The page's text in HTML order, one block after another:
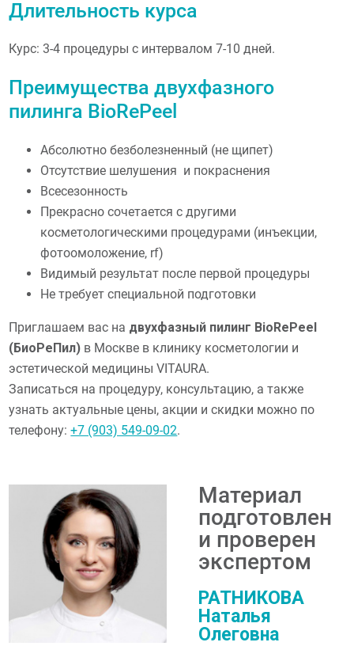
Длительность курса
Курс: 3-4 процедуры с интервалом 7-10 дней.
Преимущества двухфазного
пилинга BioRePeel
Абсолютно безболезненный (не щипет)
Отсутствие шелушения и покраснения
Всесезонность
Прекрасно сочетается с другими
косметологическими процедурами (инъекции,
фотоомоложение, rf)
Видимый результат после первой процедуры
Не требует специальной подготовки
Приглашаем вас на двухфазный пилинг BioRePeel
(БиоРеПил) в Москве в клинику косметологии и
эстетической медицины VITAURA.
Записаться на процедуру, консультацию, а также
узнать актуальные цены, акции и скидки можно по
телефону:+7 (903) 549-09-02.
Материал
подготовлен
и проверен
экспертом
РАТНИКОВА
Наталья
Олеговна